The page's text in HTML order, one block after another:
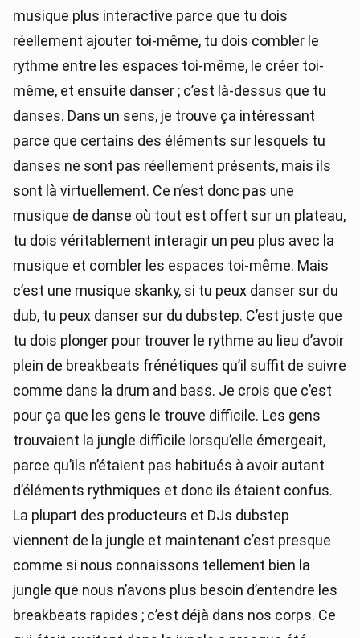
musique plus interactive parce que tu dois
réellement ajouter toi-même, tu dois combler le
rythme entre les espaces toi-même, le créer toi-
même, et ensuite danser ; c’est là-dessus que tu
danses. Dans un sens, je trouve ça intéressant
parce que certains des éléments sur lesquels tu
danses ne sont pas réellement présents, mais ils
sont là virtuellement. Ce n’est donc pas une
musique de danse où tout est offert sur un plateau,
tu dois véritablement interagir un peu plus avec la
musique et combler les espaces toi-même. Mais
c’est une musique skanky, si tu peux danser sur du
dub, tu peux danser sur du dubstep. C’est juste que
tu dois plonger pour trouver le rythme au lieu d’avoir
plein de breakbeats frénétiques qu’il suffit de suivre
comme dans la drum and bass. Je crois que c’est
pour ça que les gens le trouve difficile. Les gens
trouvaient la jungle difficile lorsqu’elle émergeait,
parce qu’ils n’étaient pas habitués à avoir autant
d’éléments rythmiques et donc ils étaient confus.
La plupart des producteurs et DJs dubstep
viennent de la jungle et maintenant c’est presque
comme si nous connaissons tellement bien la
jungle que nous n’avons plus besoin d’entendre les
breakbeats rapides ; c’est déjà dans nos corps. Ce